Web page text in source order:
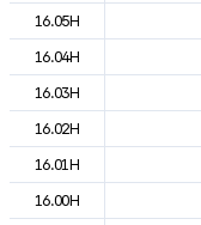
16.05H
16.04H
16.03H
16.02H
16.01H
16.00H